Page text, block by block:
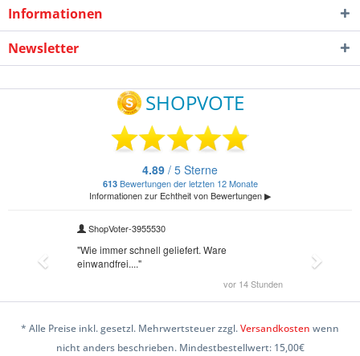
Informationen
Newsletter
* Alle Preise inkl. gesetzl. Mehrwertsteuer zzgl.Versandkosten wenn
nicht anders beschrieben. Mindestbestellwert: 15,00€